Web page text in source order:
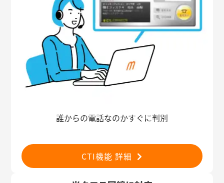
誰からの電話なのかすぐに判別
CTI機能 詳細